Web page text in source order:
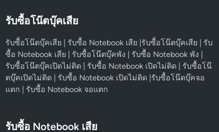
รับซื้อโน๊ตบุ๊คเสีย
รับซื้อโน๊ตบุ๊คเสีย | รับซื้อ Notebook เสีย |รับซื้อโน๊ตบุ๊คเสีย | รับ
ซื้อ Notebook เสีย | รับซื้อโน๊ตบุ๊คพัง | รับซื้อ Notebook พัง |
รับซื้อโน๊ตบุ๊คเปิดไม่ติด | รับซื้อ Notebook เปิดไม่ติด | รับซื้อโน๊
ตบุ๊คเปิดไม่ติด | รับซื้อ Notebook เปิดไม่ติด |รับซื้อโน๊ตบุ๊คจอ
แตก | รับซื้อ Notebook จอแตก
รับซื้อ Notebook เสีย